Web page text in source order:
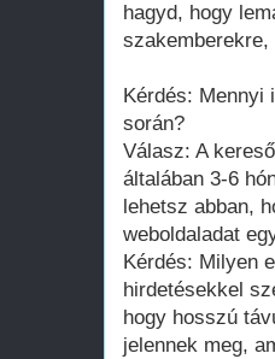
hagyd, hogy
Kérdés: Mennyi
során?
Válasz: A
általában 3-6
lehetsz abban,
weboldaladat
Kérdés: Milyen
hirdetésekkel
hogy hosszú
jelennek meg,